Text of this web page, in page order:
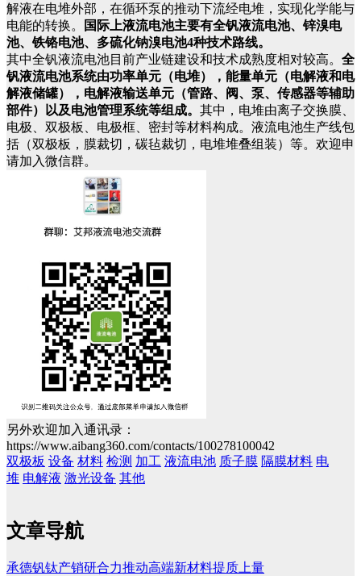
解液在电堆外部，在循环泵的推动下流经电堆，实现化学能与
电能的转换。
国际上液流电池主要有全钒液流电池、锌溴电
池、铁铬电池、多硫化钠溴电池4种技术路线。
其中全钒液流电池目前产业链建设和技术成熟度相对较高。 全
钒液流电池系统由功率单元（电堆），能量单元（电解液和电
解液储罐），电解液输送单元（管路、阀、泵、传感器等辅助
部件）以及电池管理系统等组成。 其中，电堆由离子交换膜、
电极、双极板、电极框、密封等材料构成。液流电池生产线包
括（双极板，膜裁切，碳毡裁切，电堆堆叠组装）等。欢迎申
请加入微信群。
另外欢迎加入通讯录：
https://www.aibang360.com/contacts/100278100042
双极板 设备 材料 检测 加工 液流电池 质子膜 隔膜材料 电
堆 电解液 激光设备 其他
文章导航
承德钒钛产销研合力推动高端新材料提质上量